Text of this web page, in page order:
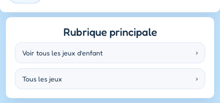
Rubrique principale
Voir tous les jeux d’enfant ›
Tous les jeux ›